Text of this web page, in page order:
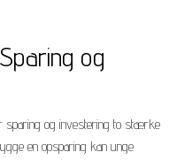
og
og investering to stærke
en opsparing kan unge